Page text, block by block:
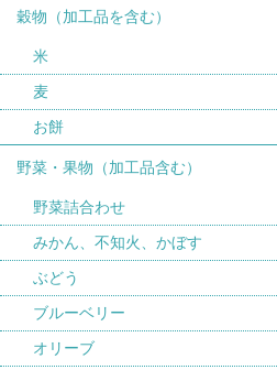
穀物（加工品を含む）
米
麦
お餅
野菜・果物（加工品含む）
野菜詰合わせ
みかん、不知火、かぼす
ぶどう
ブルーベリー
オリーブ